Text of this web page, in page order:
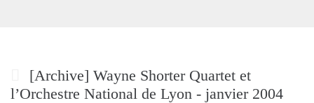
[Archive] Wayne Shorter Quartet et
l’Orchestre National de Lyon - janvier 2004